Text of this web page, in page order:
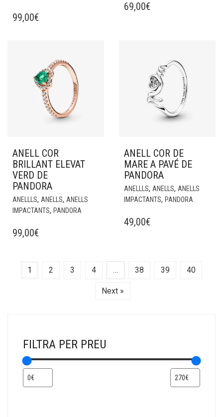
99,00€
69,00€
ANELL COR
BRILLANT ELEVAT
VERD DE
PANDORA
ANELLLS, ANELLS, ANELLS
IMPACTANTS, PANDORA
99,00€
ANELL COR DE
MARE A PAVÉ DE
PANDORA
ANELLLS, ANELLS, ANELLS
IMPACTANTS, PANDORA
49,00€
1 2 3 4 … 38 39 40
Next »
FILTRA PER PREU